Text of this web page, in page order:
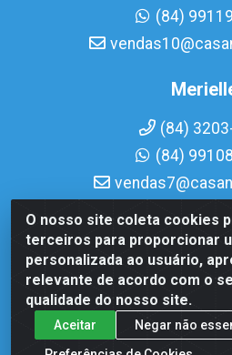
O nosso site coleta cookies
terceiros para proporcionar
personalizada ao usuário,
relevante de acordo com o
qualidade do nosso site.
Aceitar
Negar não
(84)
(84)
(84)
Casa Norte LTDA - Av.
Dix-Sept Rosado, Natal/RN -
08.713.513/